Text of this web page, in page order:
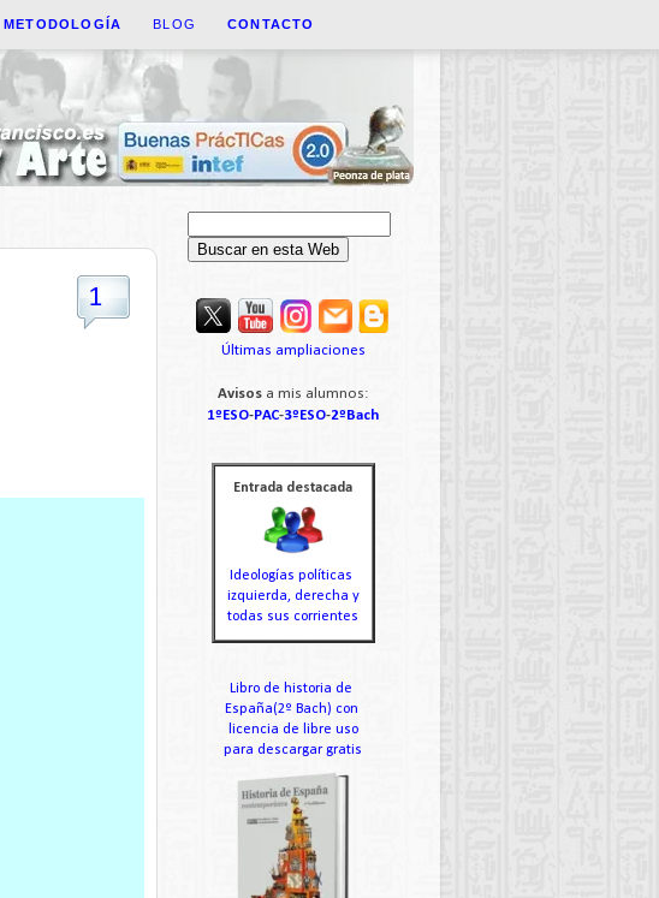
METODOLOGÍA BLOG CONTACTO
1
Últimas ampliaciones
Avisos a mis alumnos:
1ºESO-PAC-3ºESO-2ºBach
Entrada destacada
Ideologías políticas
izquierda, derecha y
todas sus corrientes
Libro de historia de
España(2º Bach) con
licencia de libre uso
para descargar gratis